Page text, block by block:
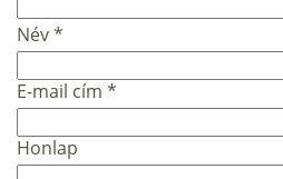
Név*
E-mail cím *
Honlap